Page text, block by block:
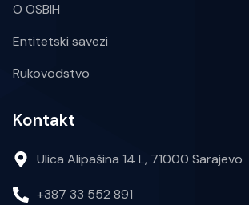
O OSBIH
Entitetski savezi
Rukovodstvo
Kontakt
Ulica Alipašina 14 L, 71000 Sarajevo
+387 33 552 891